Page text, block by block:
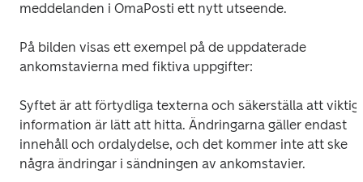
meddelanden i OmaPosti ett nytt utseende.
På bilden visas ett exempel på de uppdaterade
ankomstavierna med fiktiva uppgifter:
Syftet är att förtydliga texterna och säkerställa att viktig
information är lätt att hitta. Ändringarna gäller endast
innehåll och ordalydelse, och det kommer inte att ske
några ändringar i sändningen av ankomstavier.